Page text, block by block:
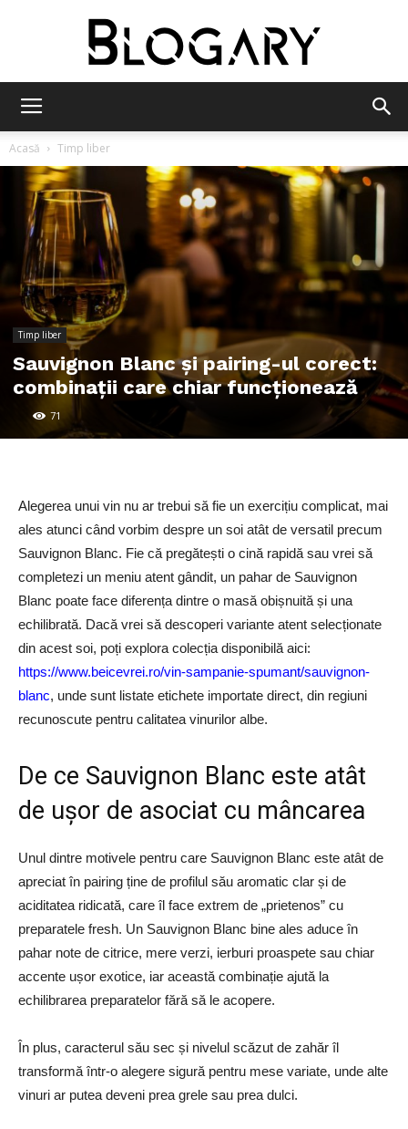
Acasă Timp liber
Timp liber
Sauvignon Blanc și pairing-ul corect:
combinații care chiar funcționează
71
Alegerea unui vin nu ar trebui să fie un exercițiu complicat, mai
ales atunci când vorbim despre un soi atât de versatil precum
Sauvignon Blanc. Fie că pregătești o cină rapidă sau vrei să
completezi un meniu atent gândit, un pahar de Sauvignon
Blanc poate face diferența dintre o masă obișnuită și una
echilibrată. Dacă vrei să descoperi variante atent selecționate
din acest soi, poți explora colecția disponibilă aici:
https://www.beicevrei.ro/vin-sampanie-spumant/sauvignon-
blanc, unde sunt listate etichete importate direct, din regiuni
recunoscute pentru calitatea vinurilor albe.
De ce Sauvignon Blanc este atât
de ușor de asociat cu mâncarea
Unul dintre motivele pentru care Sauvignon Blanc este atât de
apreciat în pairing ține de profilul său aromatic clar și de
aciditatea ridicată, care îl face extrem de „prietenos” cu
preparatele fresh. Un Sauvignon Blanc bine ales aduce în
pahar note de citrice, mere verzi, ierburi proaspete sau chiar
accente ușor exotice, iar această combinație ajută la
echilibrarea preparatelor fără să le acopere.
În plus, caracterul său sec și nivelul scăzut de zahăr îl
transformă într-o alegere sigură pentru mese variate, unde alte
vinuri ar putea deveni prea grele sau prea dulci.